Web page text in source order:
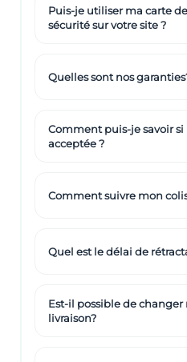
Puis-je utiliser ma carte
sécurité sur votre site ?
Quelles sont nos
Comment puis-je savoir
acceptée ?
Comment suivre mon
Quel est le délai de
Est-il possible de changer
livraison?